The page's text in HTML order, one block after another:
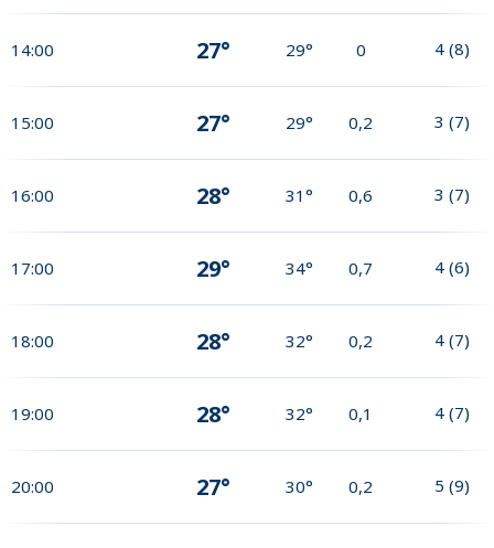
14:00 27° 29° 0 4 (8)
15:00 27° 29° 0,2 3 (7)
16:00 28° 31° 0,6 3 (7)
17:00 29° 34° 0,7 4 (6)
18:00 28° 32° 0,2 4 (7)
19:00 28° 32° 0,1 4 (7)
20:00 27° 30° 0,2 5 (9)